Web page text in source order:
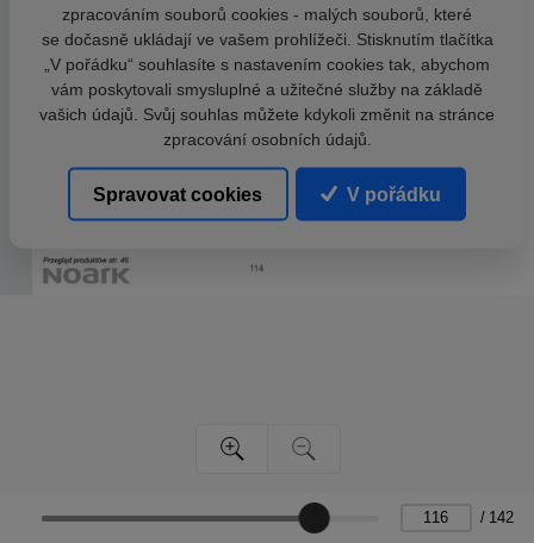
/ 142
zpracováním souborů cookies - malých souborů, které
se dočasně ukládají ve vašem prohlížeči. Stisknutím tlačítka
„V pořádku“ souhlasíte s nastavením cookies tak, abychom
vám poskytovali smysluplné a užitečné služby na základě
vašich údajů. Svůj souhlas můžete kdykoli změnit na stránce
zpracování osobních údajů.
Spravovat cookies V pořádku